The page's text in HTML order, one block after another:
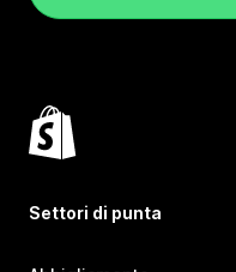
Settori di punta